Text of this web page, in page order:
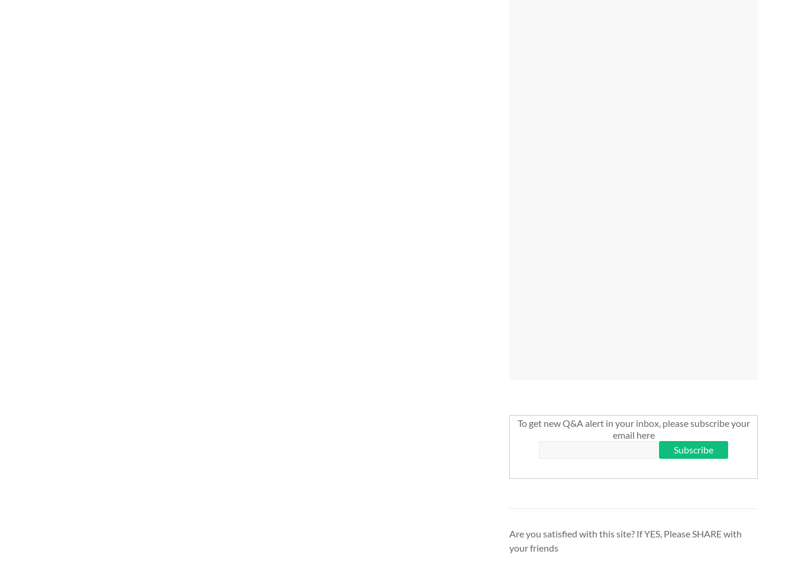
To get new Q&A alert in your inbox, please subscribe your
email here
Are you satisfied with this site? If YES, Please SHARE with
your friends